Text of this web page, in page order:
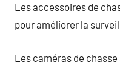
Les accessoires de
pour améliorer la
Les caméras de